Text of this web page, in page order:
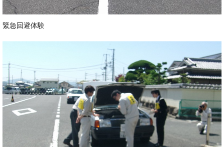
緊急回避体験